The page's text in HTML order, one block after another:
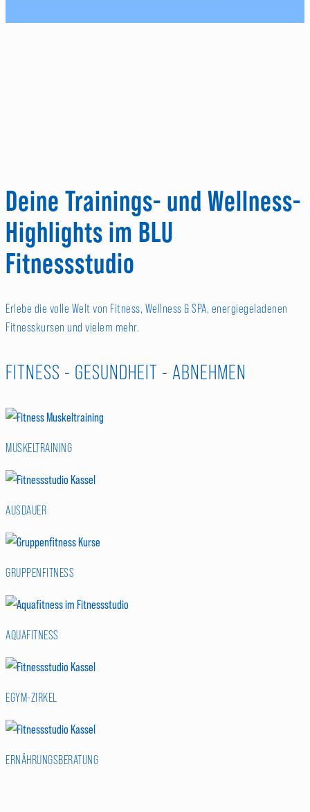
Deine Trainings- und Wellness-
Highlights im BLU
Fitnessstudio
Erlebe die volle Welt von Fitness, Wellness & SPA, energiegeladenen
Fitnesskursen und vielem mehr.
FITNESS - GESUNDHEIT - ABNEHMEN
MUSKELTRAINING
AUSDAUER
GRUPPENFITNESS
AQUAFITNESS
EGYM-ZIRKEL
ERNÄHRUNGSBERATUNG